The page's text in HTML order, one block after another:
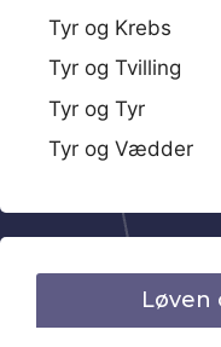
Tyr og Krebs
Tyr og Tvilling
Tyr og Tyr
Tyr og Vædder